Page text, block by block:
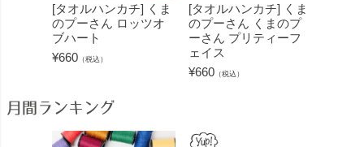
[タオルハンカチ] くま
のプーさん ロッツオ
ブハート
¥660 （税込）
[タオルハンカチ] くま
のプーさん くまのプ
ーさん プリティーフ
ェイス
¥660 （税込）
月間ランキング